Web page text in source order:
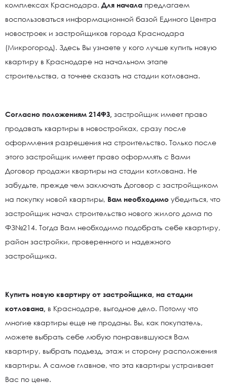
комплексах Краснодара. Для начала предлагаем
воспользоваться информационной базой Единого Центра
новостроек и застройщиков города Краснодара
(Микрогород). Здесь Вы узнаете у кого лучше купить новую
квартиру в Краснодаре на начальном этапе
строительства, а точнее сказать на стадии котлована.
Согласно положениям 214ФЗ, застройщик имеет право
продавать квартиры в новостройках, сразу после
оформления разрешения на строительство. Только после
этого застройщик имеет право оформлять с Вами
Договор продажи квартиры на стадии котлована. Не
забудьте, прежде чем заключать Договор с застройщиком
на покупку новой квартиры, Вам необходимо убедиться, что
застройщик начал строительство нового жилого дома по
ФЗ№214. Тогда Вам необходимо подобрать себе квартиру,
район застройки, проверенного и надежного
застройщика.
Купить новую квартиру от застройщика, на стадии
котлована, в Краснодаре, выгодное дело. Потому что
многие квартиры еще не проданы. Вы, как покупатель,
можете выбрать себе любую понравившуюся Вам
квартиру, выбрать подъезд, этаж и сторону расположения
квартиры. А самое главное, что эта квартиры устраивает
Вас по цене.